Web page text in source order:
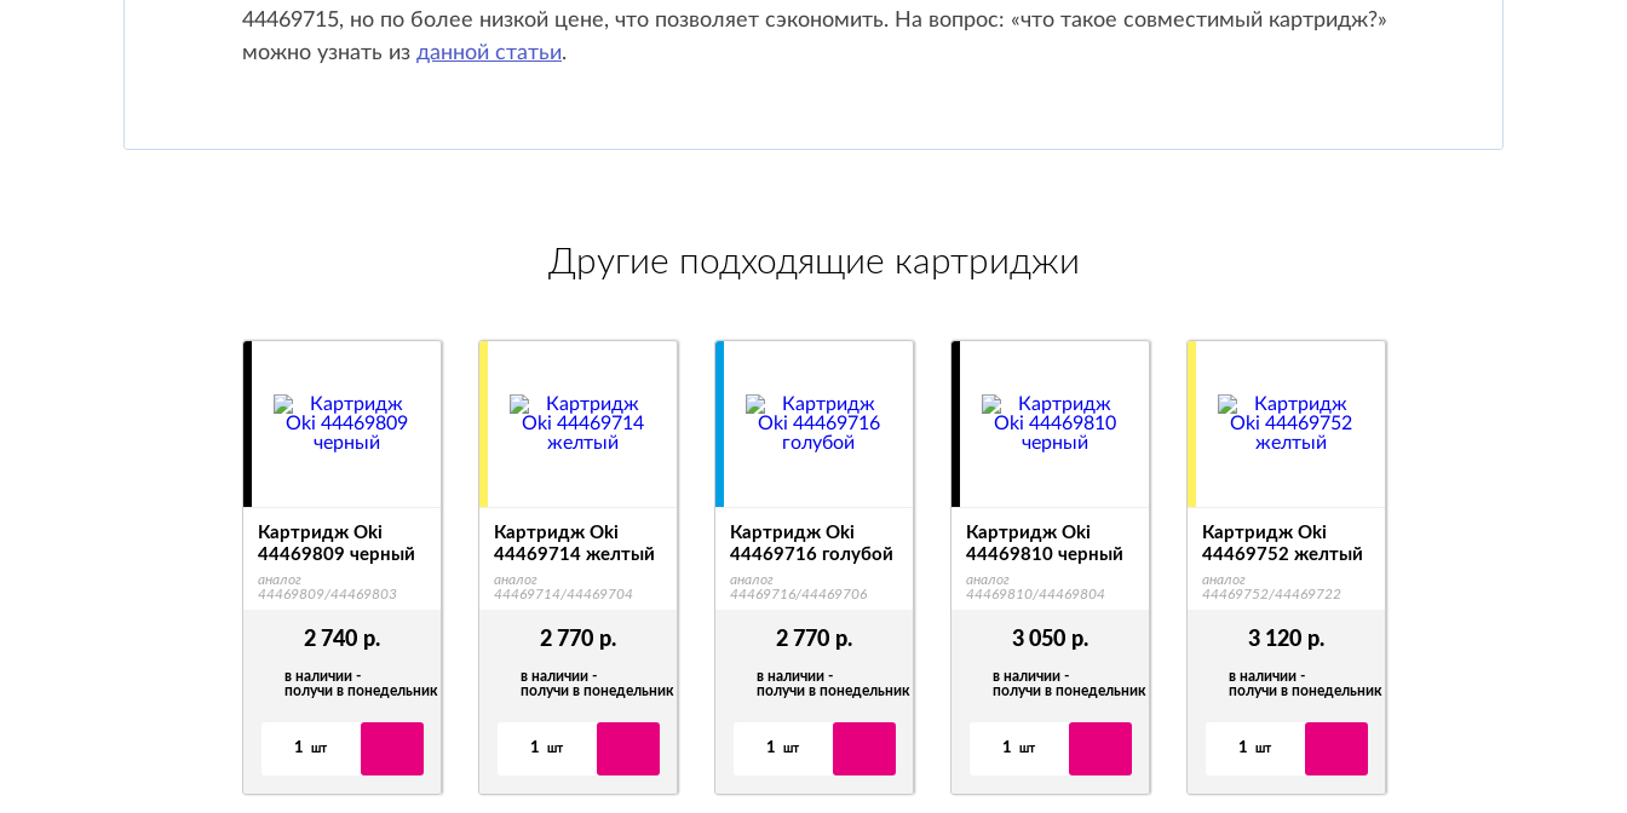
44469715, но по более низкой цене, что позволяет сэкономить. На вопрос: «что такое совместимый картридж?»
можно узнать из данной статьи.
Другие подходящие картриджи
2 740 р.
в наличии -
получи в понедельник
1 шт
Картридж Oki
44469809 черный
аналог
44469809/44469803
2 770 р.
в наличии -
получи в понедельник
1 шт
Картридж Oki
44469714 желтый
аналог
44469714/44469704
2 770 р.
в наличии -
получи в понедельник
1 шт
Картридж Oki
44469716 голубой
аналог
44469716/44469706
3 050 р.
в наличии -
получи в понедельник
1 шт
Картридж Oki
44469810 черный
аналог
44469810/44469804
3 120 р.
в наличии -
получи в понедельник
1 шт
Картридж Oki
44469752 желтый
аналог
44469752/44469722